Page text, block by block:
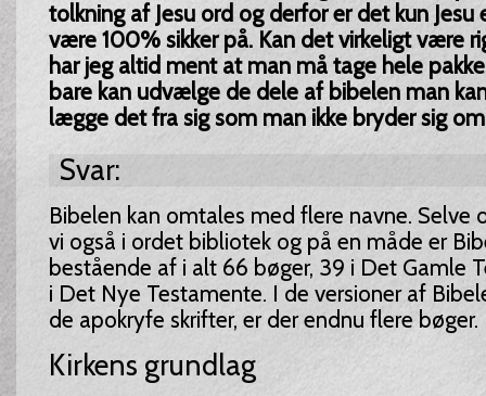
tolkning af Jesu ord og derfor er det kun Jesu
være 100% sikker på. Kan det virkeligt være
har jeg altid ment at man må tage hele
bare kan udvælge de dele af bibelen man
lægge det fra sig som man ikke bryder sig
Svar:
Bibelen kan omtales med flere navne. Selve
vi også i ordet bibliotek og på en måde er
bestående af i alt 66 bøger, 39 i Det Gamle
i Det Nye Testamente. I de versioner af
de apokryfe skrifter, er der endnu flere bøger.
Kirkens grundlag